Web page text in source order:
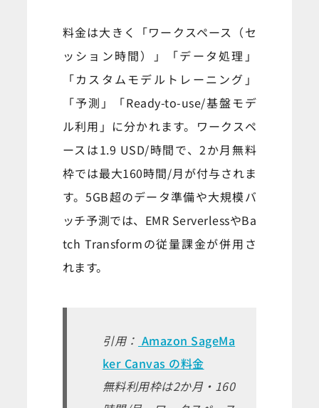
料金は大きく「ワークスペース（セ
ッション時間）」「データ処理」
「カスタムモデルトレーニング」
「予測」「Ready-to-use/基盤モデ
ル利用」に分かれます。ワークスペ
ースは1.9 USD/時間で、2か月無料
枠では最大160時間/月が付与されま
す。5GB超のデータ準備や大規模バ
ッチ予測では、EMR ServerlessやBa
tch Transformの従量課金が併用さ
れます。
引用： Amazon SageMa
ker Canvas の料金
無料利用枠は2か月・160